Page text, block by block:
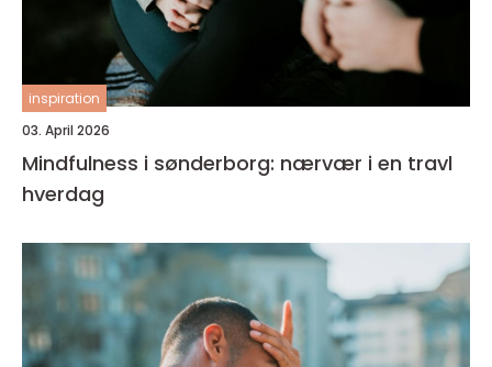
inspiration
03. April 2026
Mindfulness i sønderborg: nærvær i en travl
hverdag